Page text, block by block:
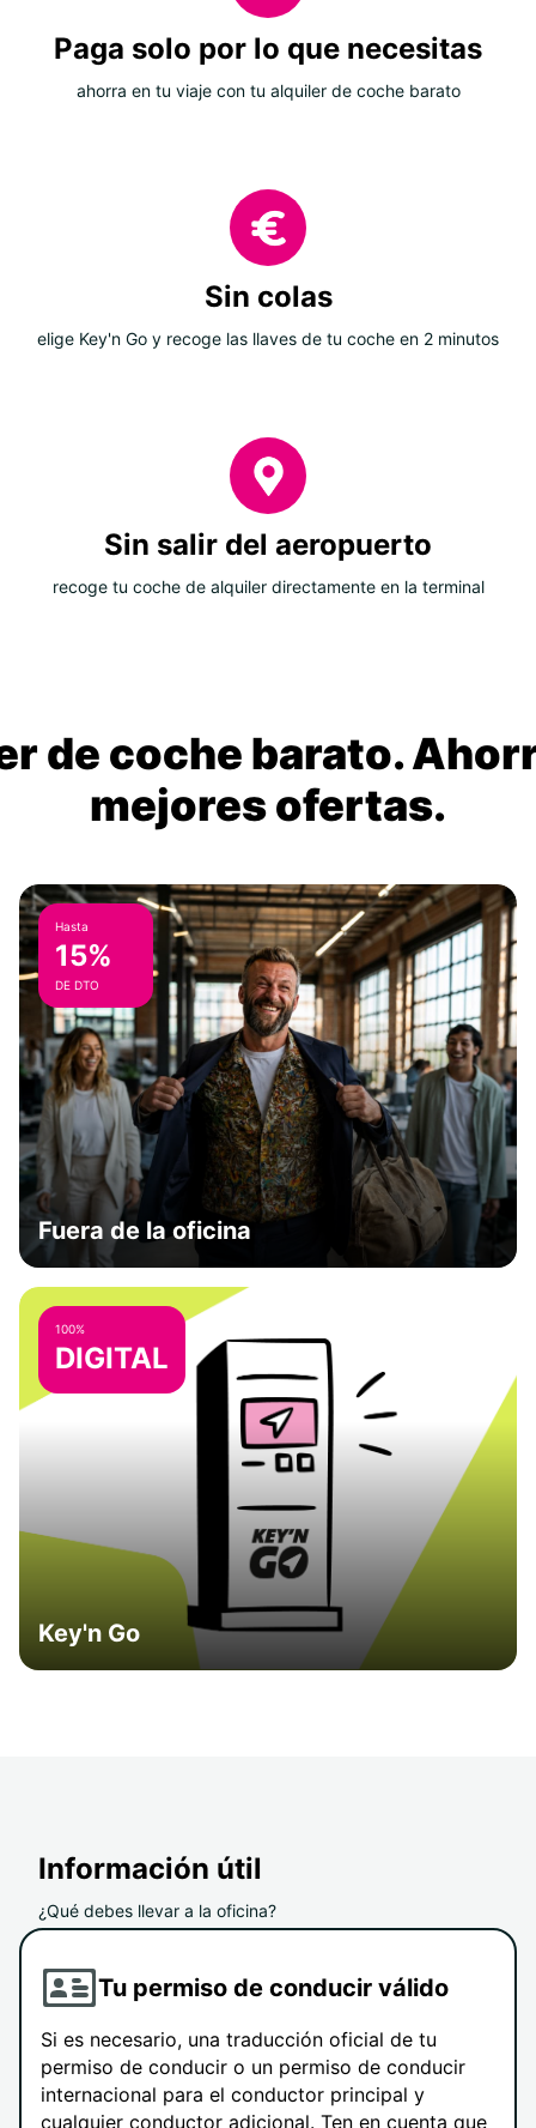
Paga solo por lo que necesitas
ahorra en tu viaje con tu alquiler de coche barato
Sin colas
elige Key'n Go y recoge las llaves de tu coche en 2 minutos
Sin salir del aeropuerto
recoge tu coche de alquiler directamente en la terminal
de coche barato.
mejores ofertas.
Hasta
15%
DE DTO
Fuera de la oficina
100%
DIGITAL
Key'n Go
Información útil
¿Qué debes llevar a la oficina?
Tu permiso de conducir válido
Si es necesario, una traducción oficial de tu
permiso de conducir o un permiso de conducir
internacional para el conductor principal y
cualquier conductor adicional. Ten en cuenta que